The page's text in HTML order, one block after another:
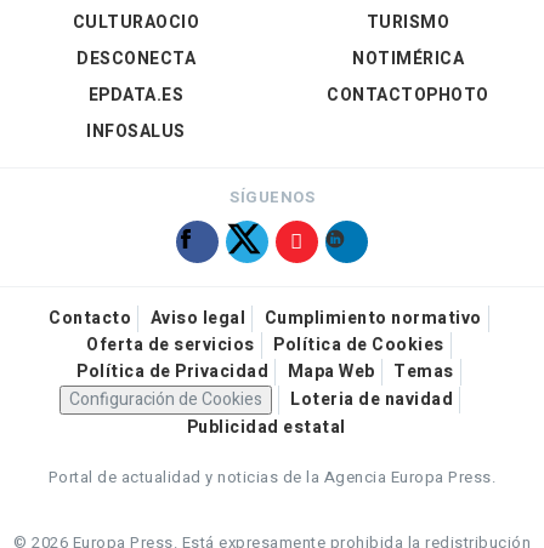
CULTURAOCIO
DESCONECTA
EPDATA.ES
INFOSALUS
TURISMO
NOTIMÉRICA
CONTACTOPHOTO
SÍGUENOS
Contacto Aviso legal
Cumplimiento normativo
Oferta de servicios
Política de Cookies
Política de Privacidad
Mapa Web
Temas
Configuración de Cookies
Loteria de navidad
Publicidad estatal
Portal de actualidad y noticias de la Agencia Europa Press.
© 2026 Europa Press. Está expresamente prohibida la redistribución